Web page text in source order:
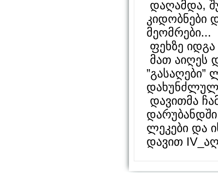
დაღამდა,
კიდობნები
მეომრები...
ფეხზე
მათ აიღეს
დავითმა
ლეკები და
დავით